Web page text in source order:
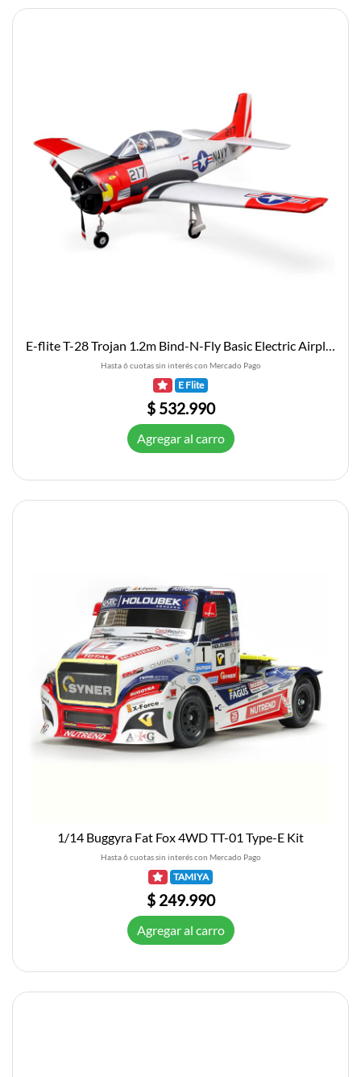
Hasta 6 cuotas sin interés con Mercado Pago
E Flite
$ 532.990
Agregar al carro
1/14 Buggyra Fat Fox 4WD TT-01 Type-E Kit
Hasta 6 cuotas sin interés con Mercado Pago
TAMIYA
$ 249.990
Agregar al carro